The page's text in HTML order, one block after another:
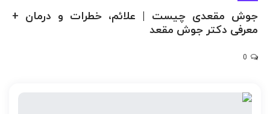
جوش مقعدی چیست | علائم، خطرات و درمان +
معرفی دکتر جوش مقعد